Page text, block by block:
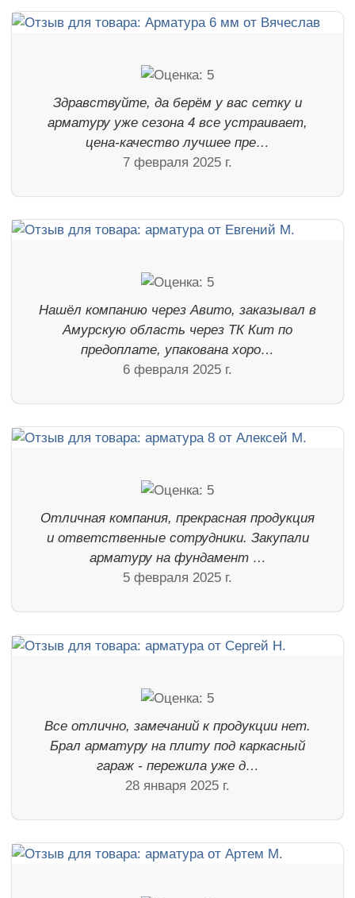
Здравствуйте, да берём у вас сетку и
арматуру уже сезона 4 все устраивает,
цена-качество лучшее пре…
7 февраля 2025 г.
Нашёл компанию через Авито, заказывал в
Амурскую область через ТК Кит по
предоплате, упакована хоро…
6 февраля 2025 г.
Отличная компания, прекрасная продукция
и ответственные сотрудники. Закупали
арматуру на фундамент …
5 февраля 2025 г.
Все отлично, замечаний к продукции нет.
Брал арматуру на плиту под каркасный
гараж - пережила уже д…
28 января 2025 г.